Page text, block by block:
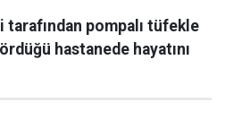
tarafından pompalı tüfekle
hastanede hayatını